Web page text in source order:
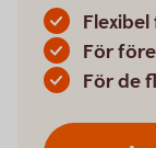
För
För de